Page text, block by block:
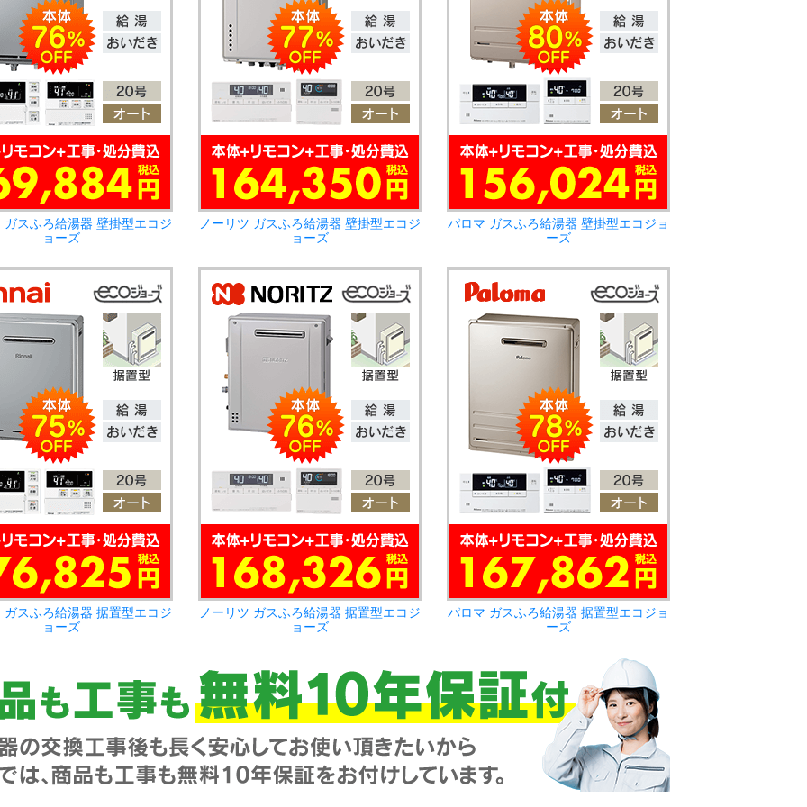
ガスふろ給湯器 壁掛型エコジ
ョーズ
ノーリツ ガスふろ給湯器 壁掛型エコジ
ョーズ
パロマ ガスふろ給湯器 壁掛型エコジョ
ーズ
ガスふろ給湯器 据置型エコジ
ョーズ
ノーリツ ガスふろ給湯器 据置型エコジ
ョーズ
パロマ ガスふろ給湯器 据置型エコジョ
ーズ